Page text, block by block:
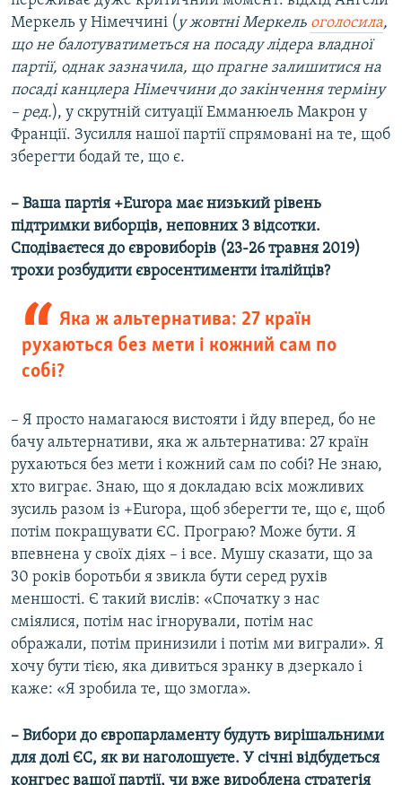
Меркель у Німеччині ( у жовтні Меркель оголосила,
що не балотуватиметься на посаду лідера владної
партії, однак зазначила, що прагне залишитися на
посаді канцлера Німеччини до закінчення терміну
– ред.), у скрутній ситуації Емманюель Макрон у
Франції. Зусилля нашої партії спрямовані на те, щоб
зберегти бодай те, що є.
– Ваша партія +Europa має низький рівень
підтримки виборців, неповних 3 відсотки.
Сподіваєтеся до євровиборів (23-26 травня 2019)
трохи розбудити євросентименти італійців?
Яка ж альтернатива: 27 країн
рухаються без мети і кожний сам по
собі?
– Я просто намагаюся вистояти і йду вперед, бо не
бачу альтернативи, яка ж альтернатива: 27 країн
рухаються без мети і кожний сам по собі? Не знаю,
хто виграє. Знаю, що я докладаю всіх можливих
зусиль разом із +Europa, щоб зберегти те, що є, щоб
потім покращувати ЄС. Програю? Може бути. Я
впевнена у своїх діях – і все. Мушу сказати, що за
30 років боротьби я звикла бути серед рухів
меншості. Є такий вислів: «Спочатку з нас
сміялися, потім нас ігнорували, потім нас
ображали, потім принизили і потім ми виграли». Я
хочу бути тією, яка дивиться зранку в дзеркало і
каже: «Я зробила те, що змогла».
– Вибори до європарламенту будуть вирішальними
для долі ЄС, як ви наголошуєте. У січні відбудеться
конгрес вашої партії, чи вже вироблена стратегія